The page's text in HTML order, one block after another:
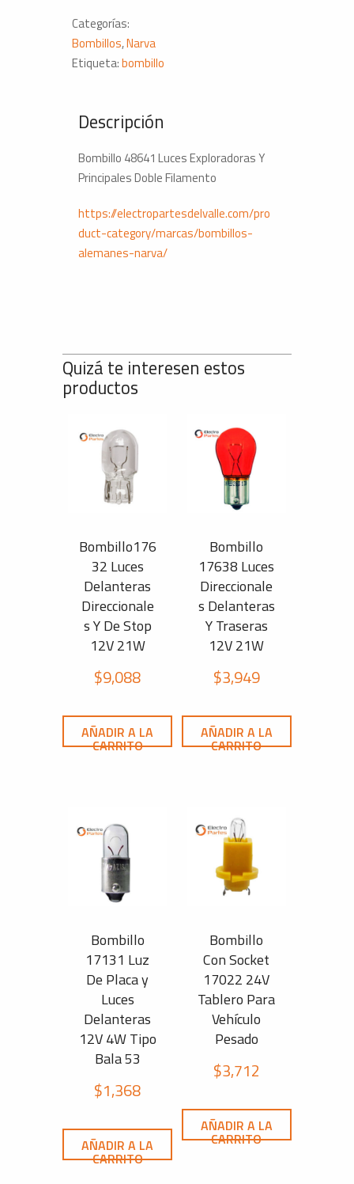
Filamento
cantidad
Categorías:
Bombillos,Narva
Etiqueta:bombillo
Descripción
Bombillo 48641 Luces Exploradoras Y
Principales Doble Filamento
https://electropartesdelvalle.com/pro
duct-category/marcas/bombillos-
alemanes-narva/
Quizá te interesen estos
productos
Bombillo176
32 Luces
Delanteras
Direccionale
s Y De Stop
12V 21W
$9,088
AÑADIR A LA
CARRITO
Bombillo
17638 Luces
Direccionale
s Delanteras
Y Traseras
12V 21W
$3,949
AÑADIR A LA
CARRITO
Bombillo
17131 Luz
De Placa y
Luces
Delanteras
12V 4W Tipo
Bala 53
$1,368
AÑADIR A LA
CARRITO
Bombillo
Con Socket
17022 24V
Tablero Para
Vehículo
Pesado
$3,712
AÑADIR A LA
CARRITO